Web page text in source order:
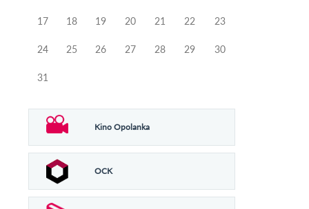
17 18 19 20 21 22 23
24 25 26 27 28 29 30
31
Kino Opolanka
OCK